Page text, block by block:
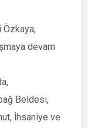
devam
Beldesi,
İhsaniye ve